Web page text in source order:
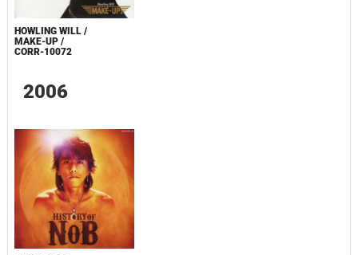
HOWLING WILL /
MAKE-UP /
CORR-10072
2006